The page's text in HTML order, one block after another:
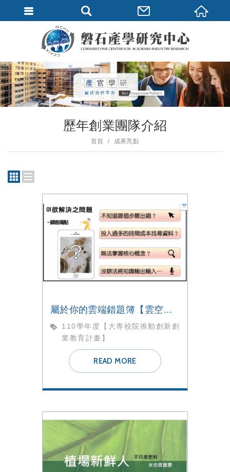
歷年創業團隊介紹
首頁 成果亮點
屬於你的雲端錯題簿【雲空間】團隊
110學年度【大專校院推動創新創
業教育計畫】
READ MORE